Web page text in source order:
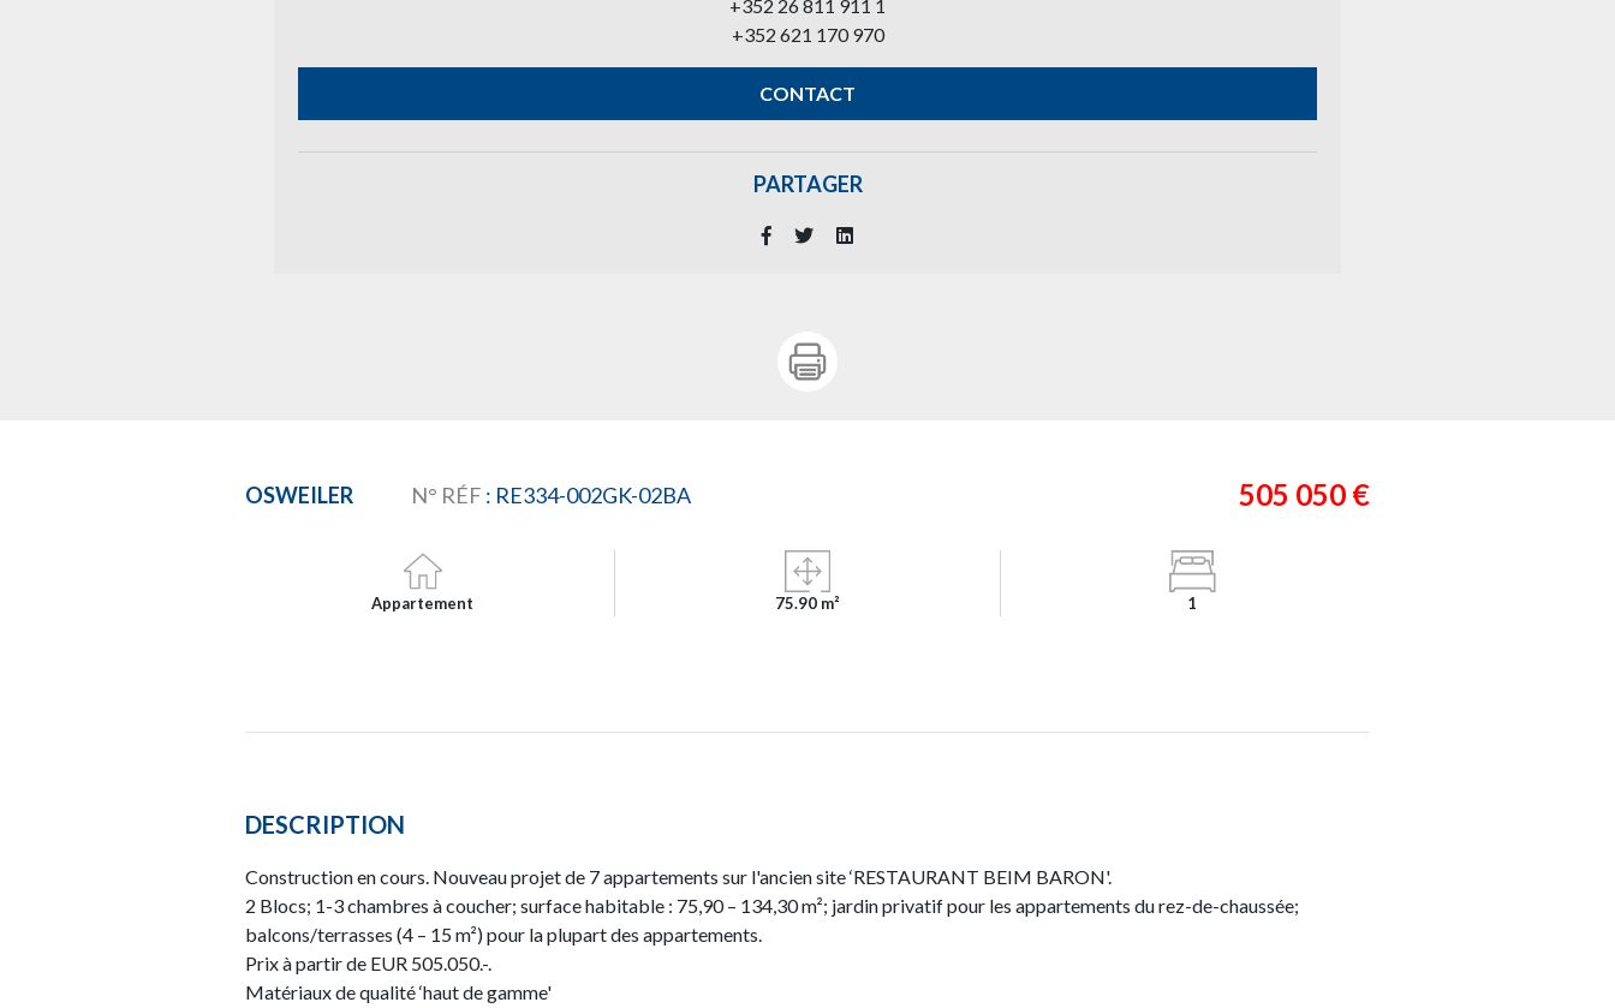
+352 26 811 911 1
+352 621 170 970
CONTACT
PARTAGER
OSWEILER N° RÉF : RE334-002GK-02BA 505 050 €
Appartement 75.90 m² 1
DESCRIPTION
Construction en cours. Nouveau projet de 7 appartements sur l'ancien site ‘RESTAURANT BEIM BARON'.
2 Blocs; 1-3 chambres à coucher; surface habitable : 75,90 – 134,30 m²; jardin privatif pour les appartements du rez-de-chaussée;
balcons/terrasses (4 – 15 m²) pour la plupart des appartements.
Prix à partir de EUR 505.050.-.
Matériaux de qualité ‘haut de gamme'